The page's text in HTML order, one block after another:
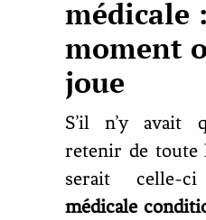
médicale
moment
joue
S’il n’y avait
retenir de toute
serait
médicale